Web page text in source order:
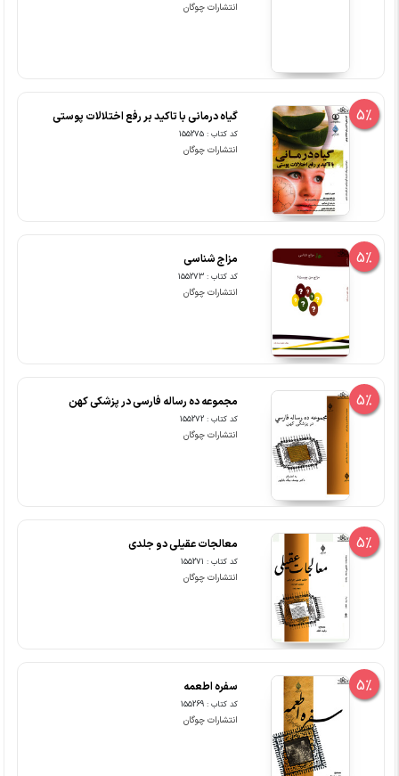
انتشارات چوگان
5% گیاه درمانی با تاکید بر رفع اختلالات پوستی
کد کتاب : 155275
انتشارات چوگان
5% مزاج شناسی
کد کتاب : 155273
انتشارات چوگان
5% مجموعه ده رساله فارسی در پزشکی کهن
کد کتاب : 155272
انتشارات چوگان
5% معالجات عقیلی دو جلدی
کد کتاب : 155271
انتشارات چوگان
5% سفره اطعمه
کد کتاب : 155269
انتشارات چوگان